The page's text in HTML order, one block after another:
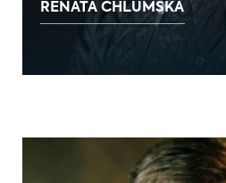
RENATA CHLUMSKA